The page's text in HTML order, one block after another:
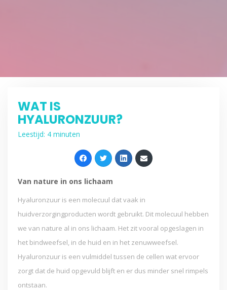
WAT IS
HYALURONZUUR?
Leestijd: 4 minuten
Van nature in ons lichaam
Hyaluronzuur is een molecuul dat vaak in
huidverzorgingproducten wordt gebruikt. Dit molecuul hebben
we van nature al in ons lichaam. Het zit vooral opgeslagen in
het bindweefsel, in de huid en in het zenuwweefsel.
Hyaluronzuur is een vulmiddel tussen de cellen wat ervoor
zorgt dat de huid opgevuld blijft en er dus minder snel rimpels
ontstaan.